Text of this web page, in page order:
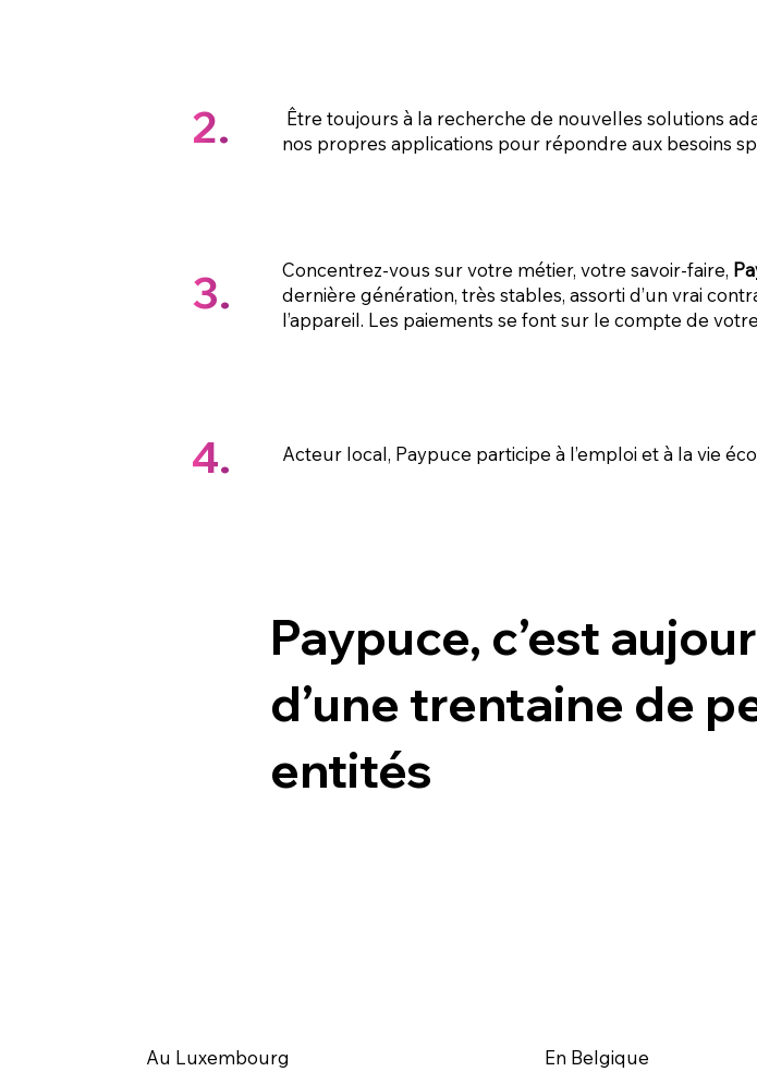
2.
Être toujours à la recherche de nouvelles solutions
nos propres applications pour répondre aux besoins
3. Concentrez-vous sur votre métier, votre savoir-faire,
dernière génération, très stables, assorti d’un vrai
l’appareil. Les paiements se font sur le compte de
4. Acteur local, Paypuce participe à l’emploi et à la vie
Paypuce, c’est
d’une trentaine de
entités
Au Luxembourg En Belgique